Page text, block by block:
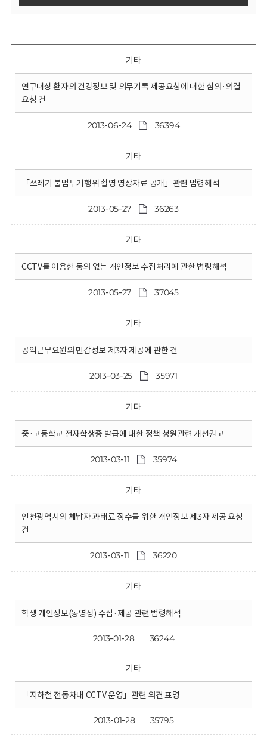
기타
연구대상 환자의 건강정보 및 의무기록 제공요청에 대한 심의·의결
요청 건
2013-06-24 36394
기타
「쓰레기 불법투기행위 촬영 영상자료 공개」관련 법령해석
2013-05-27 36263
기타
CCTV를 이용한 동의 없는 개인정보 수집처리에 관한 법령해석
2013-05-27 37045
기타
공익근무요원의 민감정보 제3자 제공에 관한 건
2013-03-25 35971
기타
중·고등학교 전자학생증 발급에 대한 정책 청원관련 개선권고
2013-03-11 35974
기타
인천광역시의 체납자 과태료 징수를 위한 개인정보 제3자 제공 요청
건
2013-03-11 36220
기타
학생 개인정보(동영상) 수집·제공 관련 법령해석
2013-01-28 36244
기타
「지하철 전동차내 CCTV 운영」관련 의견 표명
2013-01-28 35795